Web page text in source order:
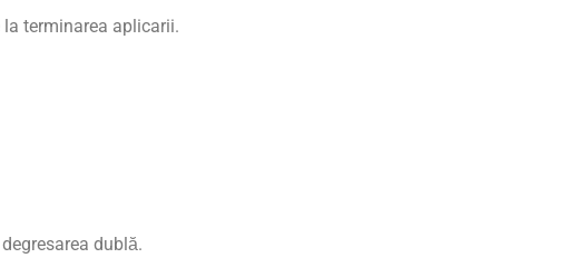
terminarea aplicarii.
dublă.